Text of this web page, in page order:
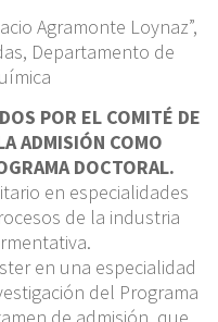
Agramonte Loynaz”,
Departamento de
POR EL COMITÉ DE
ADMISIÓN COMO
DOCTORAL.
en especialidades
de la industria
en una especialidad
del Programa
de admisión, que